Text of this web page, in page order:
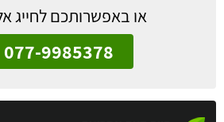
או באפשרותכם לחייג
077-9985378